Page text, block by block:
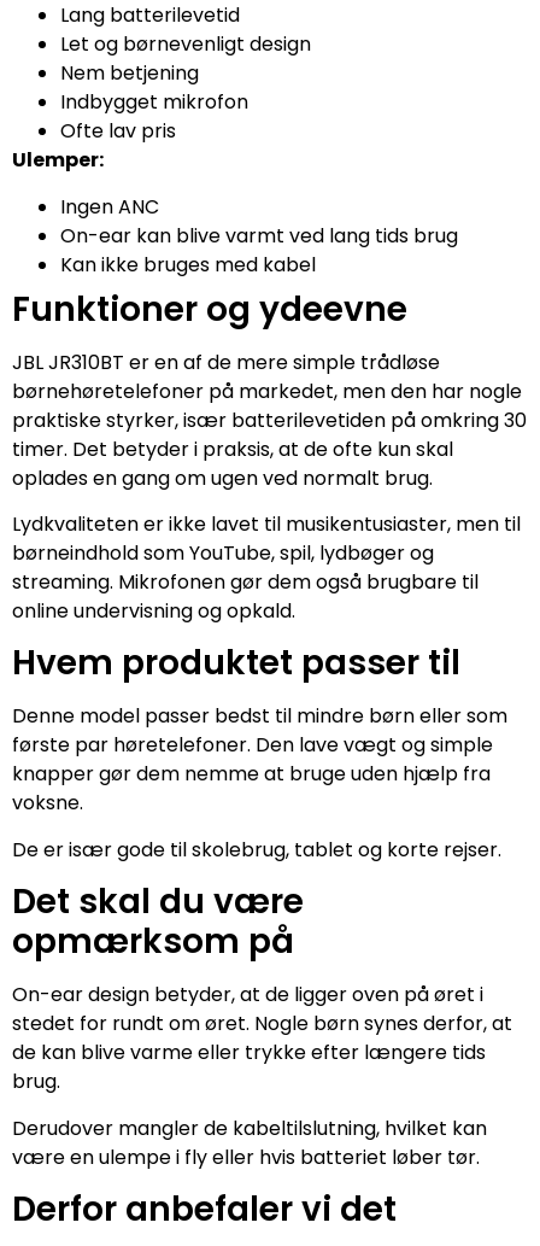
Lang batterilevetid
Let og børnevenligt design
Nem betjening
Indbygget mikrofon
Ofte lav pris
Ulemper:
Ingen ANC
On-ear kan blive varmt ved lang tids brug
Kan ikke bruges med kabel
Funktioner og ydeevne
JBL JR310BT er en af de mere simple trådløse
børnehøretelefoner på markedet, men den har nogle
praktiske styrker, især batterilevetiden på omkring 30
timer. Det betyder i praksis, at de ofte kun skal
oplades en gang om ugen ved normalt brug.
Lydkvaliteten er ikke lavet til musikentusiaster, men til
børneindhold som YouTube, spil, lydbøger og
streaming. Mikrofonen gør dem også brugbare til
online undervisning og opkald.
Hvem produktet passer til
Denne model passer bedst til mindre børn eller som
første par høretelefoner. Den lave vægt og simple
knapper gør dem nemme at bruge uden hjælp fra
voksne.
De er især gode til skolebrug, tablet og korte rejser.
Det skal du være
opmærksom på
On-ear design betyder, at de ligger oven på øret i
stedet for rundt om øret. Nogle børn synes derfor, at
de kan blive varme eller trykke efter længere tids
brug.
Derudover mangler de kabeltilslutning, hvilket kan
være en ulempe i fly eller hvis batteriet løber tør.
Derfor anbefaler vi det